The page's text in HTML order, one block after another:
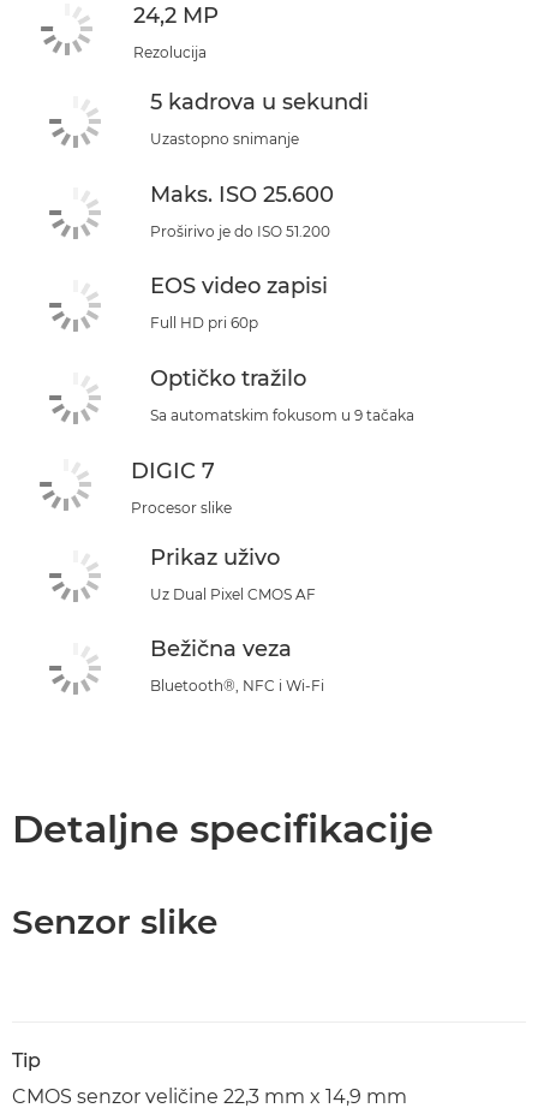
24,2 MP
Rezolucija
5 kadrova u sekundi
Uzastopno snimanje
Maks. ISO 25.600
Proširivo je do ISO 51.200
EOS video zapisi
Full HD pri 60p
Optičko tražilo
Sa automatskim fokusom u 9 tačaka
DIGIC 7
Procesor slike
Prikaz uživo
Uz Dual Pixel CMOS AF
Bežična veza
Bluetooth®, NFC i Wi-Fi
Detaljne specifikacije
Senzor slike
Tip
CMOS senzor veličine 22,3 mm x 14,9 mm